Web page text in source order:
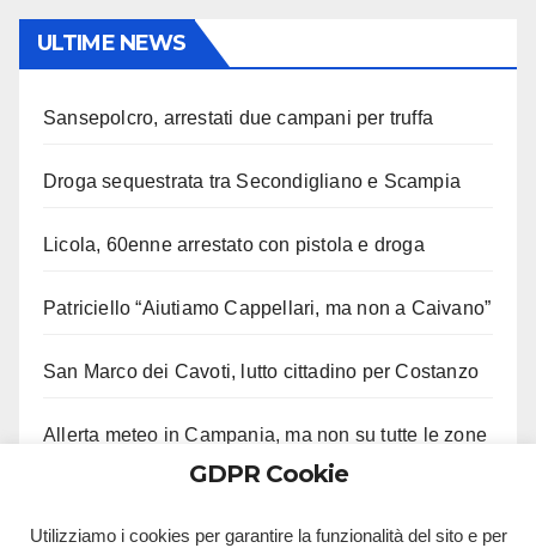
ULTIME NEWS
Sansepolcro, arrestati due campani per truffa
Droga sequestrata tra Secondigliano e Scampia
Licola, 60enne arrestato con pistola e droga
Patriciello “Aiutiamo Cappellari, ma non a Caivano”
San Marco dei Cavoti, lutto cittadino per Costanzo
Allerta meteo in Campania, ma non su tutte le zone
GDPR Cookie
Utilizziamo i cookies per garantire la funzionalità del sito e per